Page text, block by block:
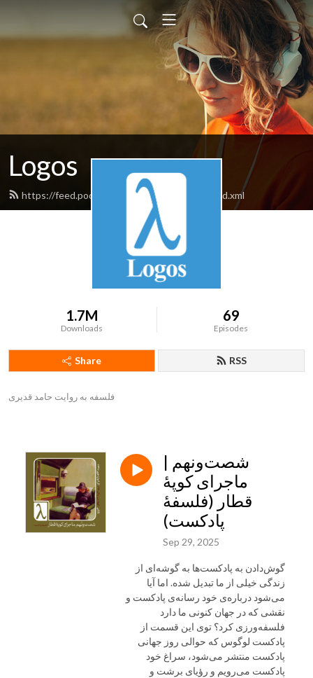
Logos
https://feed.podbean.com/hamed0ghadiri/feed.xml
1.7M
Downloads
69
Episodes
Share RSS
فلسفه به روایت حامد قدیری
شصت‌و‌نهم |
ماجرای کوپهٔ
قطار (فلسفهٔ
پادکست)
Sep 29, 2025
گوش‌دادن به پادکست‌ها به گوشه‌ای از
زندگی خیلی از ما تبدیل شده. اما آیا
می‌شود درباره‌ی خود رسانه‌ی پادکست و
نقشی که در جهان کنونی ما دارد
فلسفه‌ورزی کرد؟ توی این قسمت از
پادکست لوگوس که حوالی روز جهانی
پادکست منتشر می‌شود، سراغ خود
پادکست می‌رویم و رؤیای برشت و